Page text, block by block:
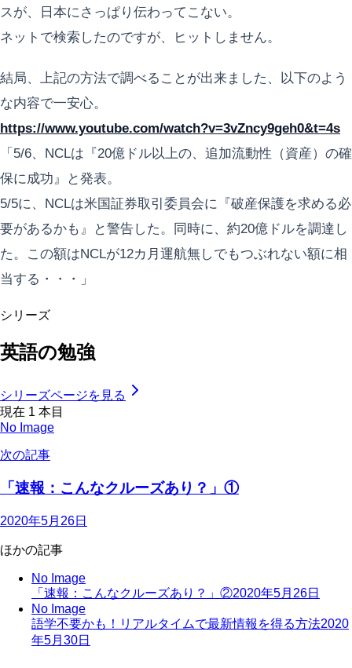
スが、日本にさっぱり伝わってこない。
ネットで検索したのですが、ヒットしません。
結局、上記の方法で調べることが出来ました、以下のよう
な内容で一安心。
https://www.youtube.com/watch?v=3vZncy9geh0&t=4s
「5/6、NCLは『20億ドル以上の、追加流動性（資産）の確
保に成功』と発表。
5/5に、NCLは米国証券取引委員会に『破産保護を求める必
要があるかも』と警告した。同時に、約20億ドルを調達し
た。この額はNCLが12カ月運航無しでもつぶれない額に相
当する・・・」
シリーズ
英語の勉強
シリーズページを見る
現在 1 本目
No Image
次の記事
「速報：こんなクルーズあり？」①
2020年5月26日
ほかの記事
No Image
「速報：こんなクルーズあり？」②2020年5月26日
No Image
語学不要かも！リアルタイムで最新情報を得る方法2020
年5月30日